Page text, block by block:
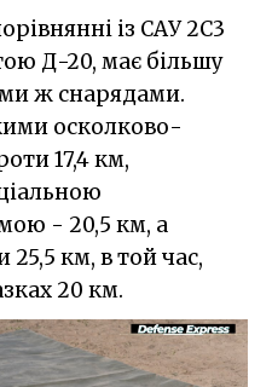
із САУ 2С3
Д-20, має більшу
ж снарядами.
осколково-
17,4 км,
- 20,5 км, а
км, в той час,
20 км.